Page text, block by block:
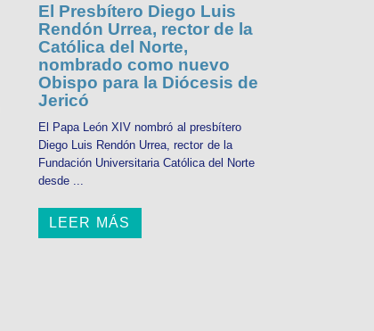
El Presbítero Diego Luis
Rendón Urrea, rector de la
Católica del Norte,
nombrado como nuevo
Obispo para la Diócesis de
Jericó
El Papa León XIV nombró al presbítero
Diego Luis Rendón Urrea, rector de la
Fundación Universitaria Católica del Norte
desde ...
LEER MÁS